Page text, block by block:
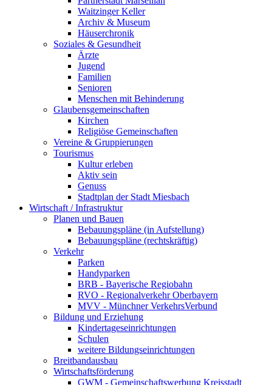
Waitzinger Keller
Archiv & Museum
Häuserchronik
Soziales & Gesundheit
Ärzte
Jugend
Familien
Senioren
Menschen mit Behinderung
Glaubensgemeinschaften
Kirchen
Religiöse Gemeinschaften
Vereine & Gruppierungen
Tourismus
Kultur erleben
Aktiv sein
Genuss
Stadtplan der Stadt Miesbach
Wirtschaft / Infrastruktur
Planen und Bauen
Bebauungspläne (in Aufstellung)
Bebauungspläne (rechtskräftig)
Verkehr
Parken
Handyparken
BRB - Bayerische Regiobahn
RVO - Regionalverkehr Oberbayern
MVV - Münchner VerkehrsVerbund
Bildung und Erziehung
Kindertageseinrichtungen
Schulen
weitere Bildungseinrichtungen
Breitbandausbau
Wirtschaftsförderung
GWM - Gemeinschaftswerbung Kreisstadt